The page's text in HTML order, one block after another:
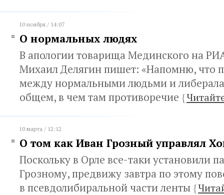
10 ноября / 14:07
О нормальных людях
В апологии товарища Мединского на
Михаил Делягин пишет: «Напомню, что
между нормальными людьми и
общем, в чем там противоречие {
10 марта / 12:12
О том как Иван Грозный управлял
Поскольку в Орле все-таки установили
Грозному, предвижу завтра по этому
в псевдолибиральной части ленты {